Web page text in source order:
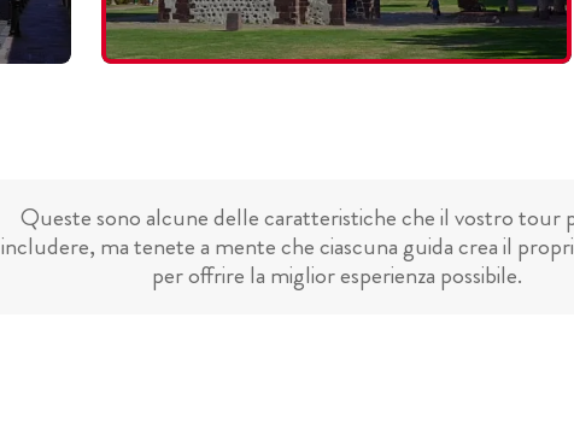
Queste sono alcune delle caratteristiche che il vostro tour
includere, ma tenete a mente che ciascuna guida crea il
per offrire la miglior esperienza possibile.